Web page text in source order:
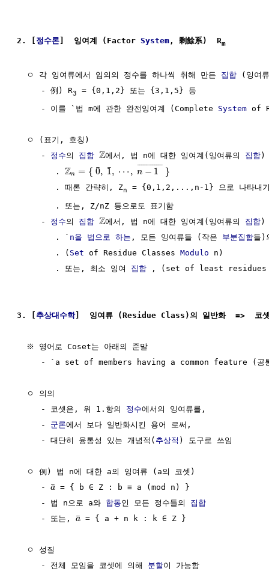
2. [ 정수론 ]  잉여계 (Factor System, 剩餘系)  Rm
  ㅇ 각 잉여류에서 임의의 정수를 하나씩 취해 만든
집합 (잉여
     - 例) R
3 = {0,1,2} 또는 {3,1,5} 등
     - 이를 `법 m에 관한 완전잉여계 (Complete
System of
  ㅇ (표기, 호칭)
     -
정수의 집합 Z에서, 법 n에 대한 잉여계(잉여류의 집합)
        .
Zn = { ¯
0, ¯
1, ⋯ , ¯¯¯¯¯¯¯¯¯¯¯¯¯
n − 1 }
        . 때론 간략히, Z
n = {0,1,2,...,n-1} 으로 나타내기
        . 또는, Z/nZ 등으로도 표기함
     -
정수의 집합 Z에서, 법 n에 대한 잉여계(잉여류의 집합)
        . `
n을 법으로 하는 , 모든 잉여류들 (작은 부분집합들
        . (
Set of Residue Classes Modulo n)
        . 또는, 최소 잉여
집합 , (set of least residues
3. [ 추상대수학]  잉여류 (Residue Class)의 일반화  =>  코
  ※ 영어로 Coset는 아래의 준말
- `a set of members having a common feature (공통
  ㅇ 의의
     - 코셋은, 위 1.항의
정수에서의 잉여류를,
     -
군론에서 보다 일반화시킨 용어 로써,
     - 대단히 융통성 있는 개념적(
추상적 ) 도구로 쓰임
  ㅇ 例) 법 n에 대한 a의 잉여류 (a의 코셋)
     -
¯
a = { b ∈ Z : b ≡ a (mod n) }
     - 법 n으로 a와
합동인 모든 정수들의 집합
     - 또는,
¯
a = { a + n k : k ∈ Z }
  ㅇ 성질
     - 전체 모임을 코셋에 의해
분할이 가능함